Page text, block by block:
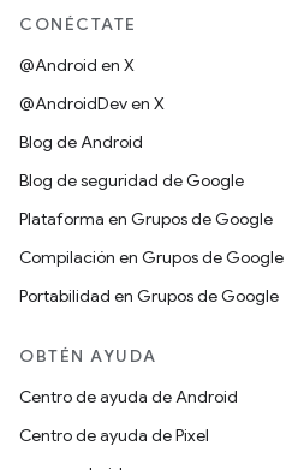
CONÉCTATE
@Android en X
@AndroidDev en X
Blog de Android
Blog de seguridad de Google
Plataforma en Grupos de Google
Compilación en Grupos de Google
Portabilidad en Grupos de Google
OBTÉN AYUDA
Centro de ayuda de Android
Centro de ayuda de Pixel